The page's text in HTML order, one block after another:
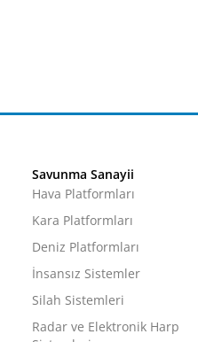
Savunma Sanayii
Hava Platformları
Kara Platformları
Deniz Platformları
İnsansız Sistemler
Silah Sistemleri
Radar ve Elektronik Harp